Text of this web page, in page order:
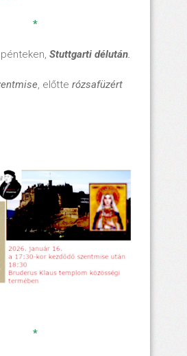
*
pénteken, Stuttgarti délután.
, előtte rózsafüzért
*